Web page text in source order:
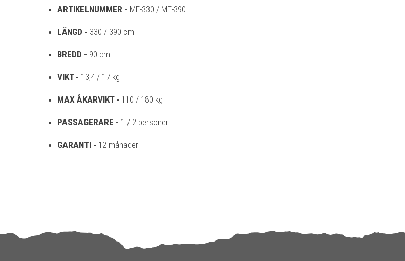
ARTIKELNUMMER - ME-330 / ME-390
LÄNGD - 330 / 390 cm
BREDD - 90 cm
VIKT - 13,4 / 17 kg
MAX ÅKARVIKT - 110 / 180 kg
PASSAGERARE - 1 / 2 personer
GARANTI - 12 månader